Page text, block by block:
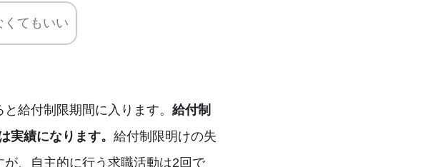
くてもいい
給付制限期間に入ります。 給付制
実績になります。 給付制限明けの失
、自主的に行う求職活動は2回で